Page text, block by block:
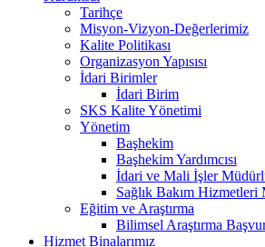
Tarihçe
Misyon-Vizyon-Değerlerimiz
Kalite Politikası
Organizasyon Yapısısı
İdari Birimler
İdari Birim
SKS Kalite Yönetimi
Yönetim
Başhekim
Başhekim Yardımcısı
İdari ve Mali İşler
Sağlık Bakım Hizmetleri
Eğitim ve Araştırma
Bilimsel Araştırma
Hizmet Binalarımız